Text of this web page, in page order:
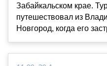
Забайкальском крае.
путешествовал из
Новгород, когда его